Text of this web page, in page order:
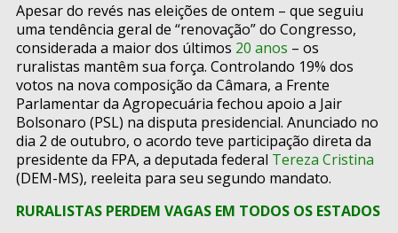
Apesar do revés nas eleições de ontem – que seguiu
uma tendência geral de “renovação” do Congresso,
considerada a maior dos últimos 20 anos – os
ruralistas mantêm sua força. Controlando 19% dos
votos na nova composição da Câmara, a Frente
Parlamentar da Agropecuária fechou apoio a Jair
Bolsonaro (PSL) na disputa presidencial. Anunciado no
dia 2 de outubro, o acordo teve participação direta da
presidente da FPA, a deputada federal Tereza Cristina
(DEM-MS), reeleita para seu segundo mandato.
RURALISTAS PERDEM VAGAS EM TODOS OS ESTADOS